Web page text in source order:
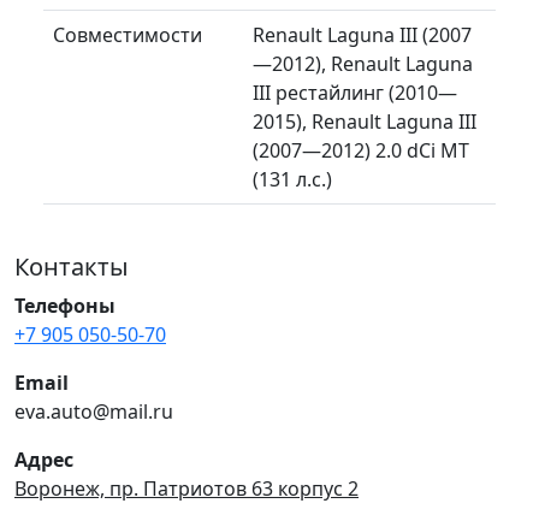
Совместимости
Renault Laguna III (2007
—2012), Renault Laguna
III рестайлинг (2010—
2015), Renault Laguna III
(2007—2012) 2.0 dCi MT
(131 л.с.)
Контакты
Телефоны
+7 905 050-50-70
Email
eva.auto@mail.ru
Адрес
Воронеж, пр. Патриотов 63 корпус 2